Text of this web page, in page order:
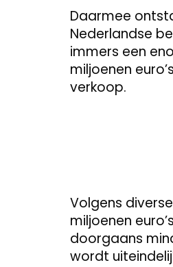
Daarmee
Nederlandse
immers een
miljoenen
verkoop.
Volgens
miljoenen
doorgaans
wordt